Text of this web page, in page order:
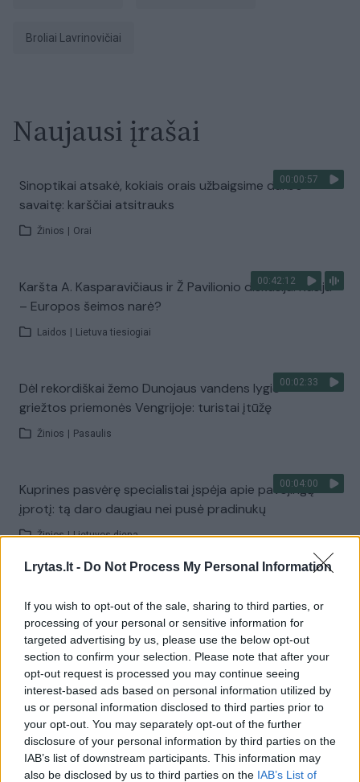
Lrytas.lt - Do Not Process My Personal Information
If you wish to opt-out of the sale, sharing to third parties, or
processing of your personal or sensitive information for
targeted advertising by us, please use the below opt-out
section to confirm your selection. Please note that after your
opt-out request is processed you may continue seeing
interest-based ads based on personal information utilized by
us or personal information disclosed to third parties prior to
your opt-out. You may separately opt-out of the further
disclosure of your personal information by third parties on the
IAB’s list of downstream participants. This information may
also be disclosed by us to third parties on the IAB’s List of
broliai Lavrinovičiai
Naujausi įrašai
00:00:57
Sinoptikai atsakė, kokiais orais užbaigsime darbo
savaitę: karščiai atsitrauks
Žinios Orai
00:42:12
Karšta A. Kasparavičiaus ir Ž Pavilionio diskusija: Rusija
– Europos šeimos narė?
Laidos Lietuva tiesiogiai
00:02:33
Dėl rekordiškai žemo Dunojaus vandens lygio –
griežtos priemonės Vengrijoje: turistai įtūžę
Žinios Pasaulis
00:04:00
Kuprines pasvėrę specialistai įspėja apie pavojingą
įprotį: tą daro daugiau nei pusė pradinukų
Žinios | Lietuvos diena
Žiūrimiausi įrašai
00:00:30
Vaizdai iš tragiškos avarijos Vilniaus r.: dviejų moterų ir
vaiko gyvybių išgelbėti nepavyko
Žinios | Lietuvos diena